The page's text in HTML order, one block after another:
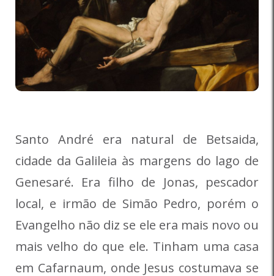
Santo André era natural de Betsaida,
cidade da Galileia às margens do lago de
Genesaré. Era filho de Jonas, pescador
local, e irmão de Simão Pedro, porém o
Evangelho não diz se ele era mais novo ou
mais velho do que ele. Tinham uma casa
em Cafarnaum, onde Jesus costumava se